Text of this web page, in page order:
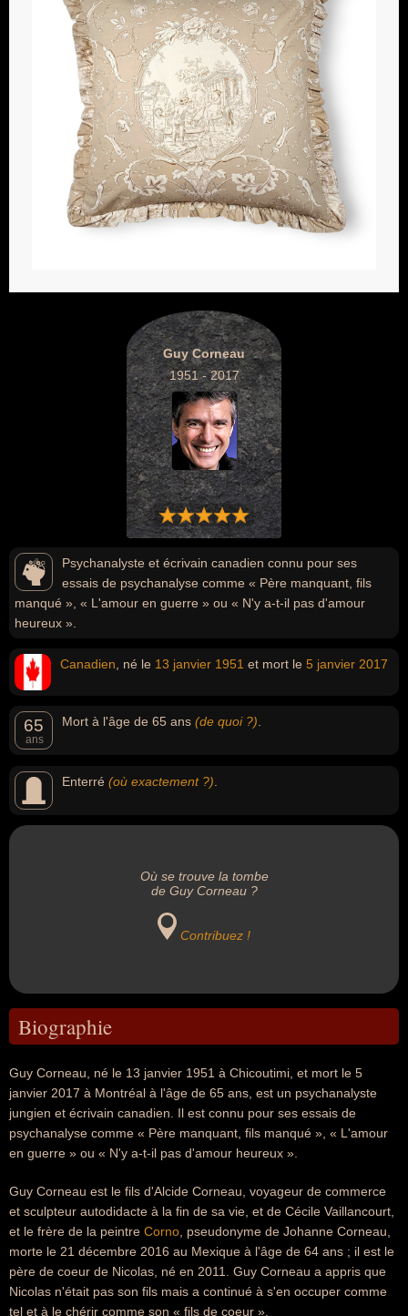
Guy Corneau
1951 - 2017
Psychanalyste et écrivain canadien connu pour ses
essais de psychanalyse comme « Père manquant, fils
manqué », « L'amour en guerre » ou « N'y a-t-il pas d'amour
heureux ».
Canadien , né le 13 janvier 1951 et mort le 5 janvier 2017
65
ans
Mort à l'âge de 65 ans (de quoi ?)
Enterré (où exactement ?)
Où se trouve la tombe
de Guy Corneau ?
Contribuez !
Biographie
Guy Corneau, né le 13 janvier 1951 à Chicoutimi, et mort le 5
janvier 2017 à Montréal à l'âge de 65 ans, est un psychanalyste
jungien et écrivain canadien. Il est connu pour ses essais de
psychanalyse comme « Père manquant, fils manqué », « L'amour
en guerre » ou « N'y a-t-il pas d'amour heureux ».
Guy Corneau est le fils d'Alcide Corneau, voyageur de commerce
et sculpteur autodidacte à la fin de sa vie, et de Cécile Vaillancourt,
et le frère de la peintre Corno , pseudonyme de Johanne Corneau,
morte le 21 décembre 2016 au Mexique à l'âge de 64 ans ; il est le
père de coeur de Nicolas, né en 2011. Guy Corneau a appris que
Nicolas n'était pas son fils mais a continué à s'en occuper comme
tel et à le chérir comme son « fils de coeur ».